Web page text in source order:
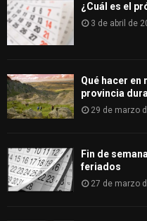
¿Cuál es el
3 de abril de
Qué hacer en
provincia
29 de marzo
Fin de
feriados
27 de marzo